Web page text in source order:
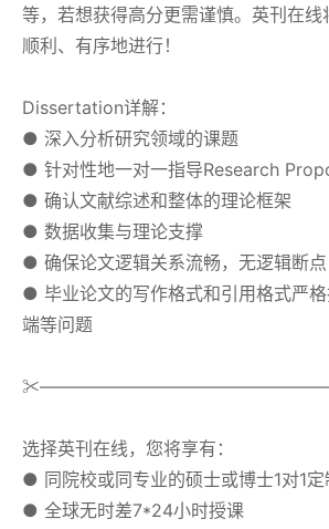
等，若想获得高分更需谨慎。英刊在
顺利、有序地进行！
Dissertation详解：
● 深入分析研究领域的课题
● 针对性地一对一指导Research
● 确认文献综述和整体的理论框架
● 数据收集与理论支撑
● 确保论文逻辑关系流畅，无逻辑断点
● 毕业论文的写作格式和引用格式严
端等问题
选择英刊在线，您将享有：
● 同院校或同专业的硕士或博士1对1定
● 全球无时差7*24小时授课